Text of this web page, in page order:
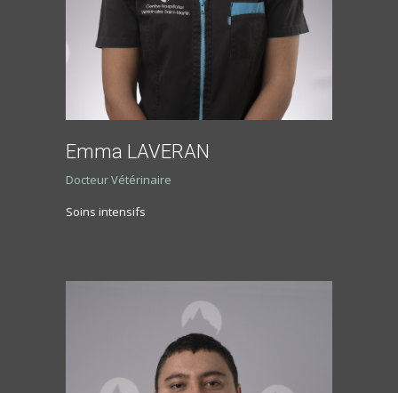
Emma LAVERAN
Docteur Vétérinaire
Soins intensifs